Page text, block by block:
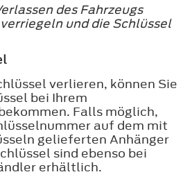
des Fahrzeugs
und die Schlüssel
verlieren, können Sie
bei Ihrem
Falls möglich,
auf dem mit
gelieferten Anhänger
sind ebenso bei
erhältlich.